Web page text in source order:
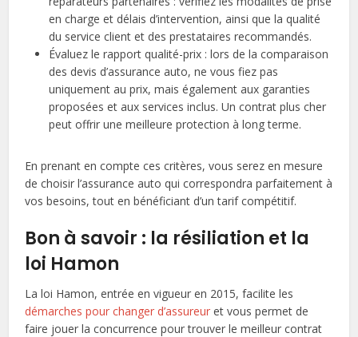
en charge et délais d’intervention, ainsi que la qualité
du service client et des prestataires recommandés.
Évaluez le rapport qualité-prix : lors de la comparaison
des devis d’assurance auto, ne vous fiez pas
uniquement au prix, mais également aux garanties
proposées et aux services inclus. Un contrat plus cher
peut offrir une meilleure protection à long terme.
En prenant en compte ces critères, vous serez en mesure
de choisir l’assurance auto qui correspondra parfaitement à
vos besoins, tout en bénéficiant d’un tarif compétitif.
Bon à savoir : la résiliation et la
loi Hamon
La loi Hamon, entrée en vigueur en 2015, facilite les
démarches pour changer d’assureur et vous permet de
faire jouer la concurrence pour trouver le meilleur contrat